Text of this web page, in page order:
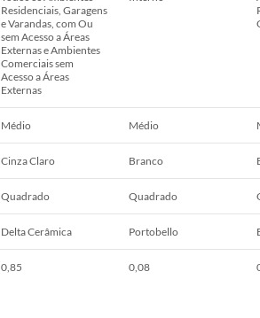
Residenciais, Garagens
e Varandas, com Ou
sem Acesso a Áreas
Externas e Ambientes
Comerciais sem
Acesso a Áreas
Externas
Médio Médio
Cinza Claro Branco
Quadrado Quadrado
Delta Cerâmica Portobello
0,85 0,08